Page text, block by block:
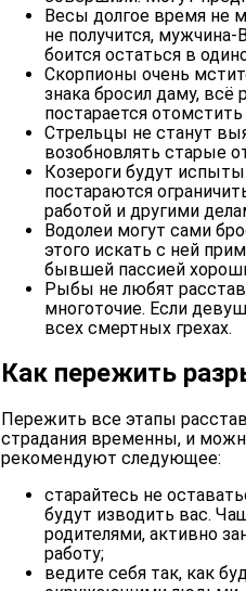
Весы долгое время не
не получится,
боится остаться в
Скорпионы очень
знака бросил даму, всё
постарается
Стрельцы не станут
возобновлять старые
Козероги будут
постараются
работой и другими
Водолеи могут сами
этого искать с ней
бывшей пассией
Рыбы не любят
многоточие. Если
всех смертных грехах.
Как пережить
Пережить все этапы
страдания временны, и
рекомендуют следующее:
старайтесь не
будут изводить вас.
родителями, активно
работу;
ведите себя так, как